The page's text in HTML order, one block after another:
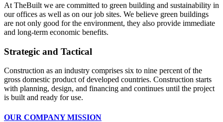
At TheBuilt we are committed to green building and sustainability in
our offices as well as on our job sites. We believe green buildings
are not only good for the environment, they also provide immediate
and long-term economic benefits.
Strategic and Tactical
Construction as an industry comprises six to nine percent of the
gross domestic product of developed countries. Construction starts
with planning, design, and financing and continues until the project
is built and ready for use.
OUR COMPANY MISSION